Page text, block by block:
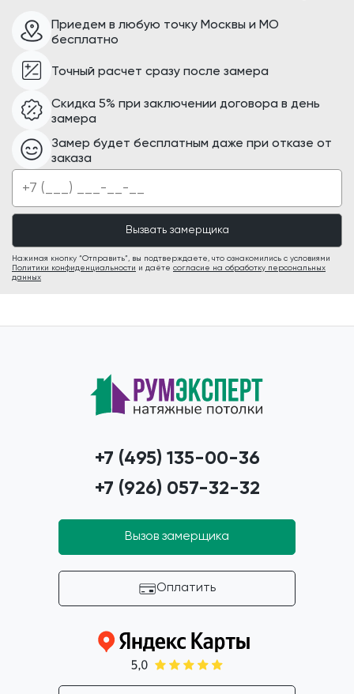
Приедем в любую точку Москвы и МО
бесплатно
Точный расчет сразу после замера
Скидка 5% при заключении договора в день
замера
Замер будет бесплатным даже при отказе от
заказа
Нажимая кнопку “Отправить”, вы подтверждаете, что ознакомились с условиями
Политики конфиденциальности и даёте согласие на обработку персональных
данных
+7 (495) 135-00-36
+7 (926) 057-32-32
Вызов замерщика
Оплатить